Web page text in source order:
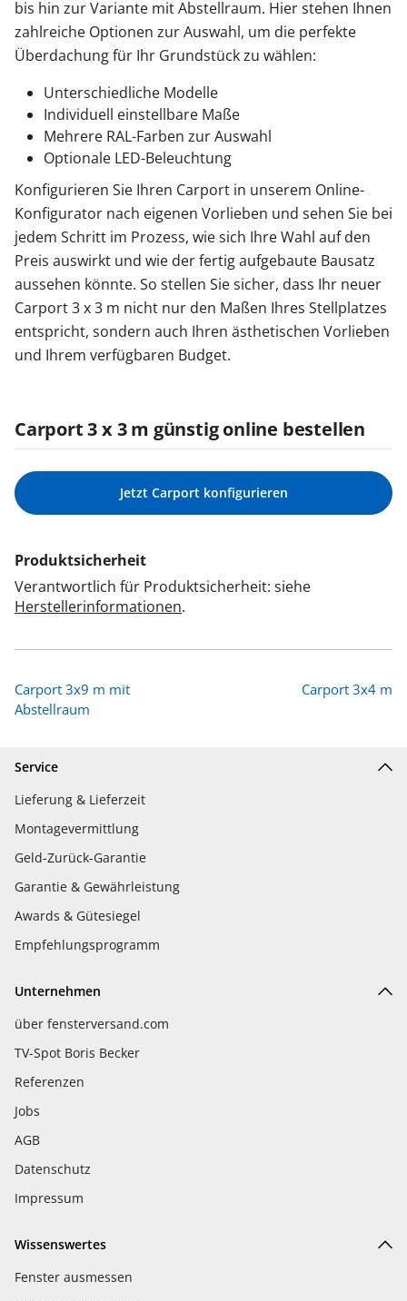
bis hin zur Variante mit Abstellraum. Hier stehen Ihnen
zahlreiche Optionen zur Auswahl, um die perfekte
Überdachung für Ihr Grundstück zu wählen:
Unterschiedliche Modelle
Individuell einstellbare Maße
Mehrere RAL-Farben zur Auswahl
Optionale LED-Beleuchtung
Konfigurieren Sie Ihren Carport in unserem Online-
Konfigurator nach eigenen Vorlieben und sehen Sie bei
jedem Schritt im Prozess, wie sich Ihre Wahl auf den
Preis auswirkt und wie der fertig aufgebaute Bausatz
aussehen könnte. So stellen Sie sicher, dass Ihr neuer
Carport 3 x 3 m nicht nur den Maßen Ihres Stellplatzes
entspricht, sondern auch Ihren ästhetischen Vorlieben
und Ihrem verfügbaren Budget.
Carport 3 x 3 m günstig online bestellen
Jetzt Carport konfigurieren
Produktsicherheit
Verantwortlich für Produktsicherheit: siehe
Herstellerinformationen.
Carport 3x9 m mit
Abstellraum
Carport 3x4 m
Service
Lieferung & Lieferzeit
Montagevermittlung
Geld-Zurück-Garantie
Garantie & Gewährleistung
Awards & Gütesiegel
Empfehlungsprogramm
Unternehmen
über fensterversand.com
TV-Spot Boris Becker
Referenzen
Jobs
AGB
Datenschutz
Impressum
Wissenswertes
Fenster ausmessen